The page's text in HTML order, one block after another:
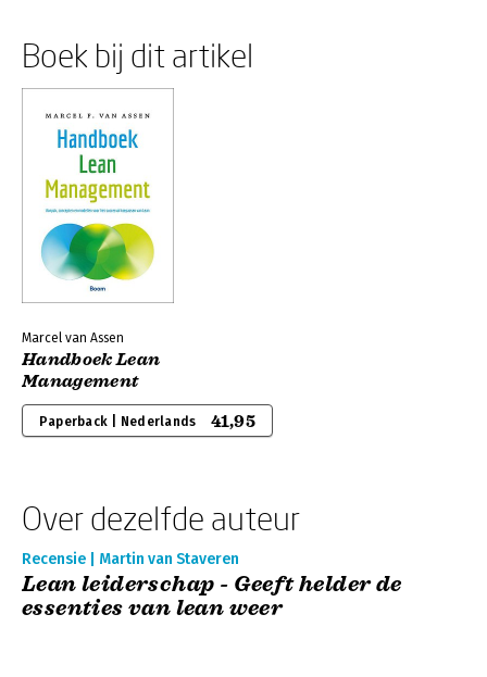
Boek bij dit artikel
Marcel van Assen
Handboek Lean
Management
Paperback | Nederlands 41,95
Over dezelfde auteur
Recensie | Martin van Staveren
Lean leiderschap - Geeft helder de
essenties van lean weer